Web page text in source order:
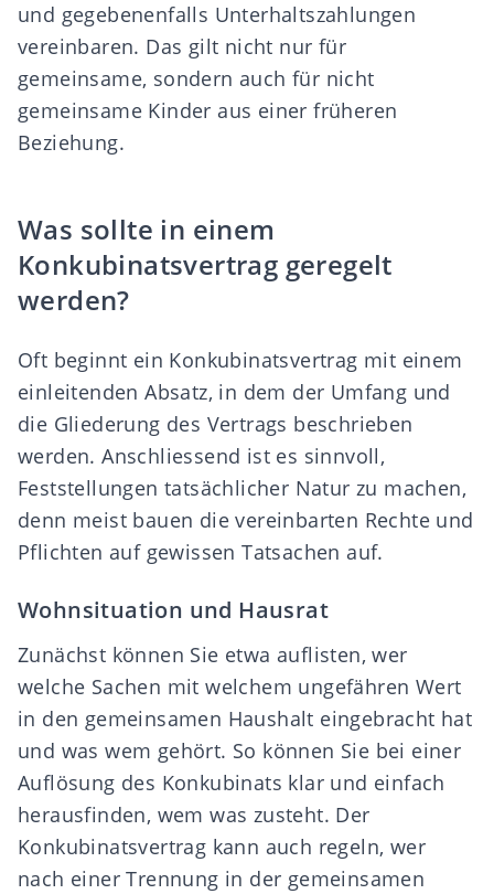
und gegebenenfalls Unterhaltszahlungen
vereinbaren. Das gilt nicht nur für
gemeinsame, sondern auch für nicht
gemeinsame Kinder aus einer früheren
Beziehung.
Was sollte in einem
Konkubinatsvertrag geregelt
werden?
Oft beginnt ein Konkubinatsvertrag mit einem
einleitenden Absatz, in dem der Umfang und
die Gliederung des Vertrags beschrieben
werden. Anschliessend ist es sinnvoll,
Feststellungen tatsächlicher Natur zu machen,
denn meist bauen die vereinbarten Rechte und
Pflichten auf gewissen Tatsachen auf.
Wohnsituation und Hausrat
Zunächst können Sie etwa auflisten, wer
welche Sachen mit welchem ungefähren Wert
in den gemeinsamen Haushalt eingebracht hat
und was wem gehört. So können Sie bei einer
Auflösung des Konkubinats klar und einfach
herausfinden, wem was zusteht. Der
Konkubinatsvertrag kann auch regeln, wer
nach einer Trennung in der gemeinsamen